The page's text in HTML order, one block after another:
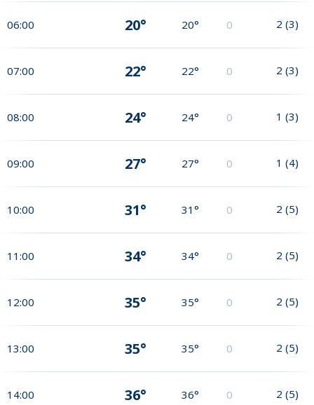
06:00 20° 20° 0 2 (3)
07:00 22° 22° 0 2 (3)
08:00 24° 24° 0 1 (3)
09:00 27° 27° 0 1 (4)
10:00 31° 31° 0 2 (5)
11:00 34° 34° 0 2 (5)
12:00 35° 35° 0 2 (5)
13:00 35° 35° 0 2 (5)
14:00 36° 36° 0 2 (5)